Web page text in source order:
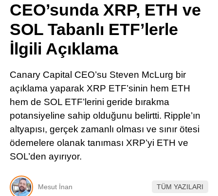
TikTok
CEO’sunda XRP, ETH ve
SOL Tabanlı ETF’lerle
İlgili Açıklama
Canary Capital CEO’su Steven McLurg bir
açıklama yaparak XRP ETF’sinin hem ETH
hem de SOL ETF’lerini geride bırakma
potansiyeline sahip olduğunu belirtti. Ripple’ın
altyapısı, gerçek zamanlı olması ve sınır ötesi
ödemelere olanak tanıması XRP’yi ETH ve
SOL’den ayırıyor.
Mesut İnan TÜM YAZILARI